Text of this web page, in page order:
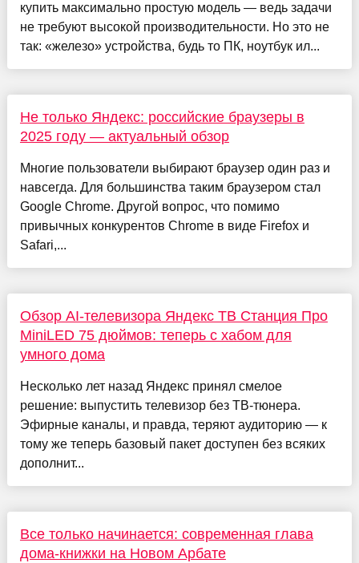
купить максимально простую модель — ведь задачи
не требуют высокой производительности. Но это не
так: «железо» устройства, будь то ПК, ноутбук ил...
Не только Яндекс: российские браузеры в
2025 году — актуальный обзор
Многие пользователи выбирают браузер один раз и
навсегда. Для большинства таким браузером стал
Google Chrome. Другой вопрос, что помимо
привычных конкурентов Chrome в виде Firefox и
Safari,...
Обзор AI-телевизора Яндекс ТВ Станция Про
MiniLED 75 дюймов: теперь с хабом для
умного дома
Несколько лет назад Яндекс принял смелое
решение: выпустить телевизор без ТВ-тюнера.
Эфирные каналы, и правда, теряют аудиторию — к
тому же теперь базовый пакет доступен без всяких
дополнит...
Все только начинается: современная глава
дома-книжки на Новом Арбате